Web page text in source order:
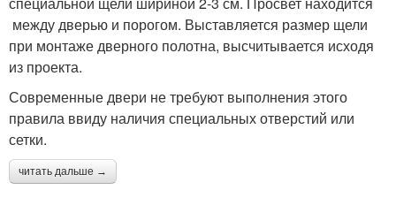
между дверью и порогом. Выставляется размер щели
при монтаже дверного полотна, высчитывается исходя
из проекта.
Современные двери не требуют выполнения этого
правила ввиду наличия специальных отверстий или
сетки.
читать дальше →